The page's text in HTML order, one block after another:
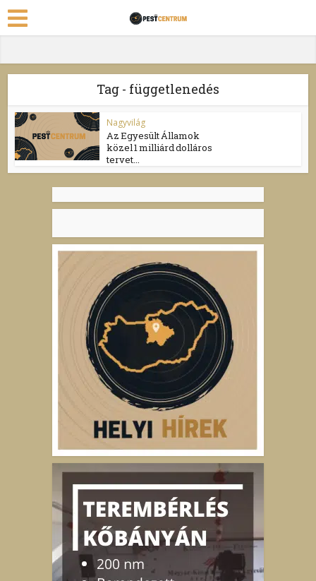
Tag - függetlenedés
Nagyvilág
Az Egyesült Államok
közel 1 milliárd dolláros
tervet...